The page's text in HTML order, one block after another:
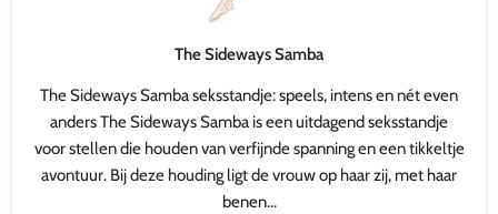
The Sideways Samba
The Sideways Samba seksstandje: speels, intens en nét even
anders The Sideways Samba is een uitdagend seksstandje
voor stellen die houden van verfijnde spanning en een tikkeltje
avontuur. Bij deze houding ligt de vrouw op haar zij, met haar
benen...